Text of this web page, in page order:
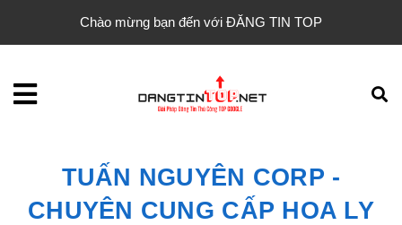
Chào mừng bạn đến với ĐĂNG TIN TOP
TUẤN NGUYÊN CORP -
CHUYÊN CUNG CẤP HOA LY